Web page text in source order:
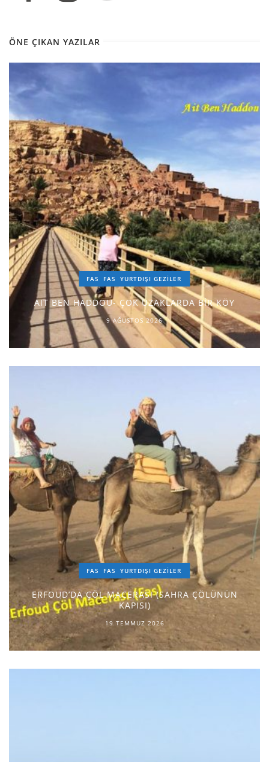
ÖNE ÇIKAN YAZILAR
FAS FAS YURTDIŞI GEZILER
AIT BEN HADDOU- ÇOK UZAKLARDA BİR KÖY
9 AĞUSTOS 2026
FAS FAS YURTDIŞI GEZILER
ERFOUD’DA ÇÖL MACERASI (SAHRA ÇÖLÜNÜN
KAPISI)
19 TEMMUZ 2026